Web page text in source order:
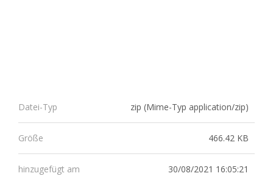
Datei-Typ zip (Mime-Typ application/zip)
Größe 466.42 KB
hinzugefügt am 30/08/2021 16:05:21